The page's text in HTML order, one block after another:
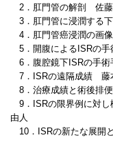
2．肛門管の解剖 佐藤
3．肛門管に浸潤する
4．肛門管癌浸潤の画
5．開腹によるISRの
6．腹腔鏡下ISRの手
7．ISRの遠隔成績 藤
8．治療成績と術後排
9．ISRの限界例に対
由人
10．ISRの新たな展開